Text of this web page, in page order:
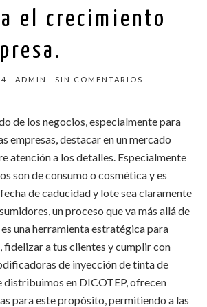
el crecimiento
ADMIN SIN COMENTARIOS
de los negocios, especialmente para
empresas, destacar en un mercado
atención a los detalles. Especialmente
son de consumo o cosmética y es
de caducidad y lote sea claramente
un proceso que va más allá de
una herramienta estratégica para
a tus clientes y cumplir con
de inyección de tinta de
distribuimos en DICOTEP, ofrecen
para este propósito, permitiendo a las